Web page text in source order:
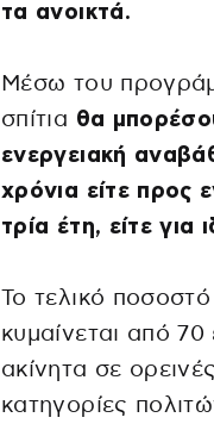
τα ανοικτά.
Μέσω του
σπίτια θα
ενεργειακή
χρόνια είτε προς
τρία έτη, είτε για
Το τελικό
κυμαίνεται από
ακίνητα σε
κατηγορίες